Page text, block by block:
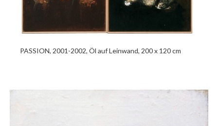
PASSION, 2001-2002, Öl auf Leinwand, 200 x 120 cm